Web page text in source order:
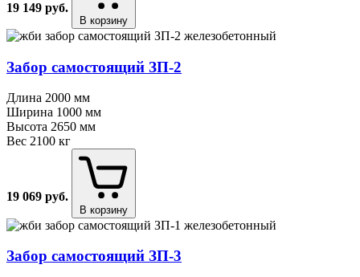
19 149 руб.
В корзину
Забор самостоящий ЗП⁠-⁠2
Длина 2000 мм
Ширина 1000 мм
Высота 2650 мм
Вес 2100 кг
19 069 руб.
В корзину
Забор самостоящий ЗП⁠-⁠3